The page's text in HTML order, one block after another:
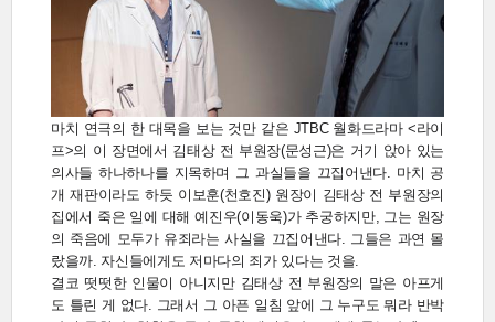
마치 연극의 한 대목을 보는 것만 같은 JTBC 월화드라마 <라이
프>의 이 장면에서 김태상 전 부원장(문성근)은 거기 앉아 있는
의사들 하나하나를 지목하며 그 과실들을 끄집어낸다. 마치 공
개 재판이라도 하듯 이보훈(천호진) 원장이 김태상 전 부원장의
집에서 죽은 일에 대해 예진우(이동욱)가 추궁하지만, 그는 원장
의 죽음에 모두가 유죄라는 사실을 끄집어낸다. 그들은 과연 몰
랐을까. 자신들에게도 저마다의 죄가 있다는 것을.
결코 떳떳한 인물이 아니지만 김태상 전 부원장의 말은 아프게
도 틀린 게 없다. 그래서 그 아픈 일침 앞에 그 누구도 뭐라 반박